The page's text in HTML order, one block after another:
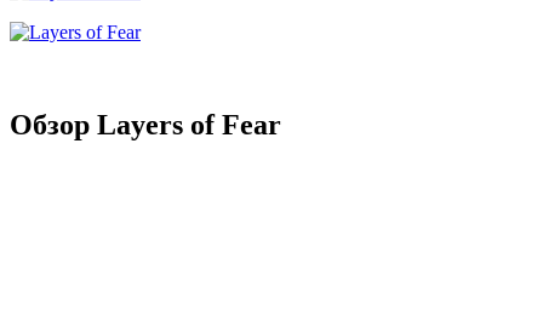
Обзор Layers of Fear